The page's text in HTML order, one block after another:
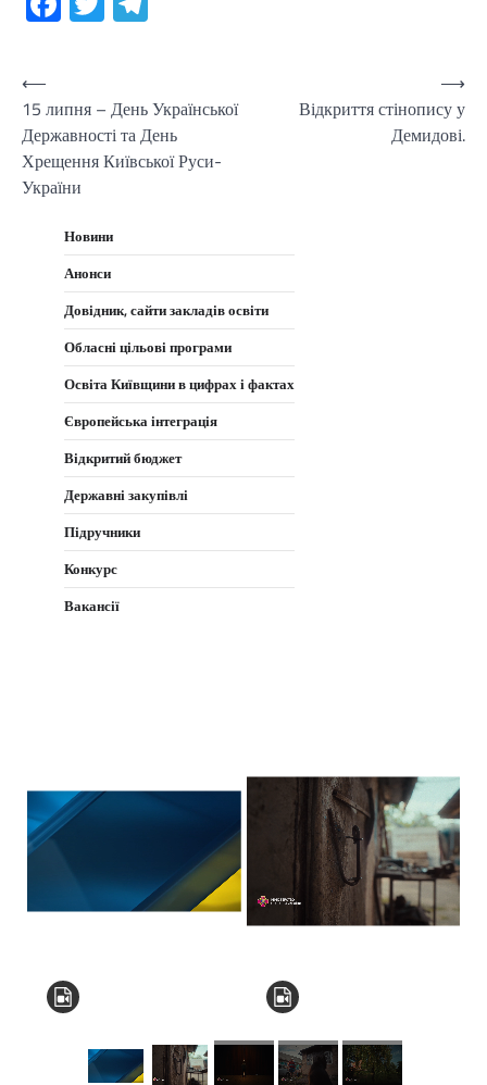
Навігація
записів
⟵
15 липня – День Української
Державності та День
Хрещення Київської Руси-
України
Відкриття стінопису у
Демидові.
⟶
Новини
Анонси
Довідник, сайти закладів освіти
Обласні цільові програми
Освіта Київщини в цифрах і фактах
Європейська інтеграція
Відкритий бюджет
Державні закупівлі
Підручники
Конкурс
Вакансії